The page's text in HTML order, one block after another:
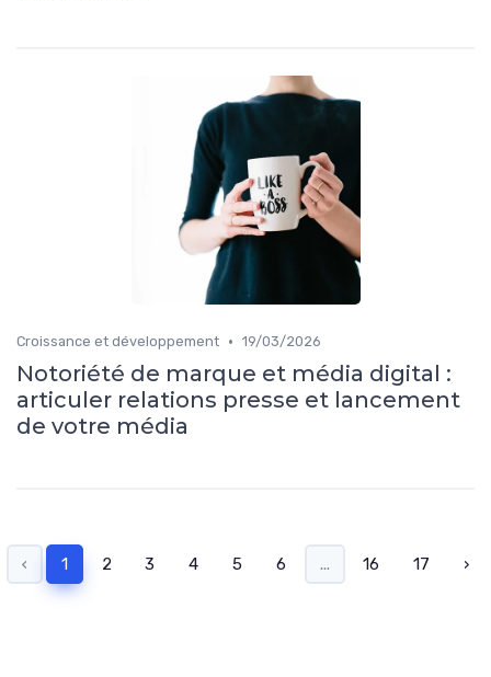
Croissance et développement • 19/03/2026
Notoriété de marque et média digital :
articuler relations presse et lancement
de votre média
‹ 1 2 3 4 5 6 ... 16 17 ›